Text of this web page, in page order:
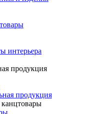
интерьера
продукция
продукция